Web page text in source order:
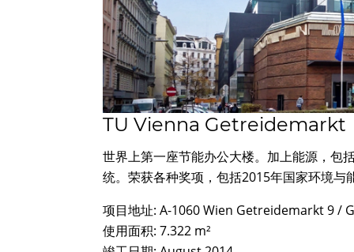
TU Vienna Getreidemarkt
世界上第一座节能办公大楼。加上能源，包
统。荣获各种奖项，包括2015年国家环境与
项目地址: A-1060 Wien Getreidemarkt 9 /
使用面积: 7.322 m²